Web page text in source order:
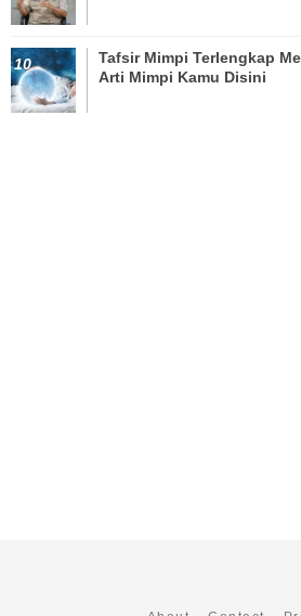
Tafsir Mimpi Terlengkap
Arti Mimpi Kamu Disini